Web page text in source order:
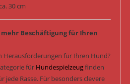
30 cm
mehr Beschäftigung für Ihren
Herausforderungen für Ihren Hund?
für Hundespielzeugfinden
jede Rasse. Für besonders clevere